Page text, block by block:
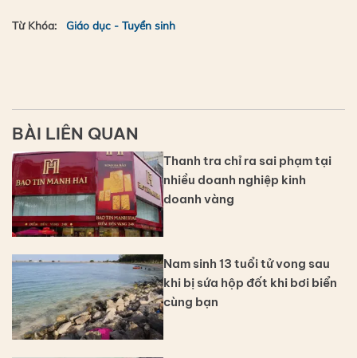
Từ Khóa: Giáo dục - Tuyển sinh
BÀI LIÊN QUAN
Thanh tra chỉ ra sai phạm tại
nhiều doanh nghiệp kinh
doanh vàng
Nam sinh 13 tuổi tử vong sau
khi bị sứa hộp đốt khi bơi biển
cùng bạn